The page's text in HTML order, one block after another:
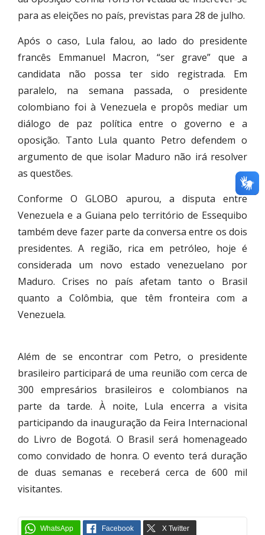
para as eleições no país, previstas para 28 de julho.
Após o caso, Lula falou, ao lado do presidente
francês Emmanuel Macron, “ser grave” que a
candidata não possa ter sido registrada. Em
paralelo, na semana passada, o presidente
colombiano foi à Venezuela e propôs mediar um
diálogo de paz política entre o governo e a
oposição. Tanto Lula quanto Petro defendem o
argumento de que isolar Maduro não irá resolver
as questões.
Conforme O GLOBO apurou, a disputa entre
Venezuela e a Guiana pelo território de Essequibo
também deve fazer parte da conversa entre os dois
presidentes. A região, rica em petróleo, hoje é
considerada um novo estado venezuelano por
Maduro. Crises no país afetam tanto o Brasil
quanto a Colômbia, que têm fronteira com a
Venezuela.
Além de se encontrar com Petro, o presidente
brasileiro participará de uma reunião com cerca de
300 empresários brasileiros e colombianos na
parte da tarde. À noite, Lula encerra a visita
participando da inauguração da Feira Internacional
do Livro de Bogotá. O Brasil será homenageado
como convidado de honra. O evento terá duração
de duas semanas e receberá cerca de 600 mil
visitantes.